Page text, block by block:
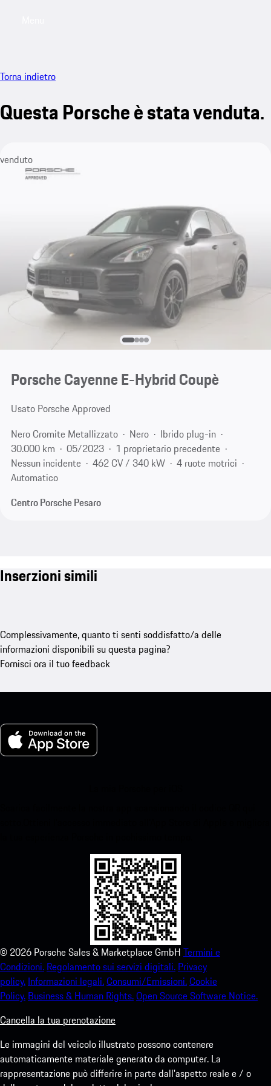
Torna indietro
Questa Porsche è stata venduta.
venduto
Porsche Cayenne E-Hybrid Coupè
Usato Porsche Approved
Nero Cromite Metallizzato
Nero
Ibrido plug-in
30.000 km
05/2023
1 proprietario precedente
Nessun incidente
462 CV / 340 kW
4 ruote motrici
Automatico
Centro Porsche Pesaro
Inserzioni simili
Complessivamente, quanto ti senti soddisfatto/a delle
informazioni disponibili su questa pagina?
Fornisci ora il tuo feedback
© 2026 Porsche Sales & Marketplace GmbH Termini e
Condizioni. Regolamento sui servizi digitali. Privacy
policy. Informazioni legali.Consumi/Emissioni.Cookie
Policy. Business & Human Rights.Open Source Software Notice.
Cancella la tua prenotazione
Le immagini del veicolo illustrato possono contenere
automaticamente materiale generato da computer. La
rappresentazione può differire in parte dall'aspetto reale e / o